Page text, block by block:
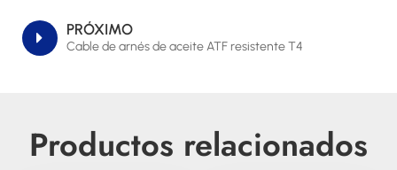
PRÓXIMO
Cable de arnés de aceite ATF resistente T4
Productos relacionados